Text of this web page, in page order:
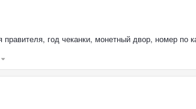
год чеканки, монетный двор, номер по